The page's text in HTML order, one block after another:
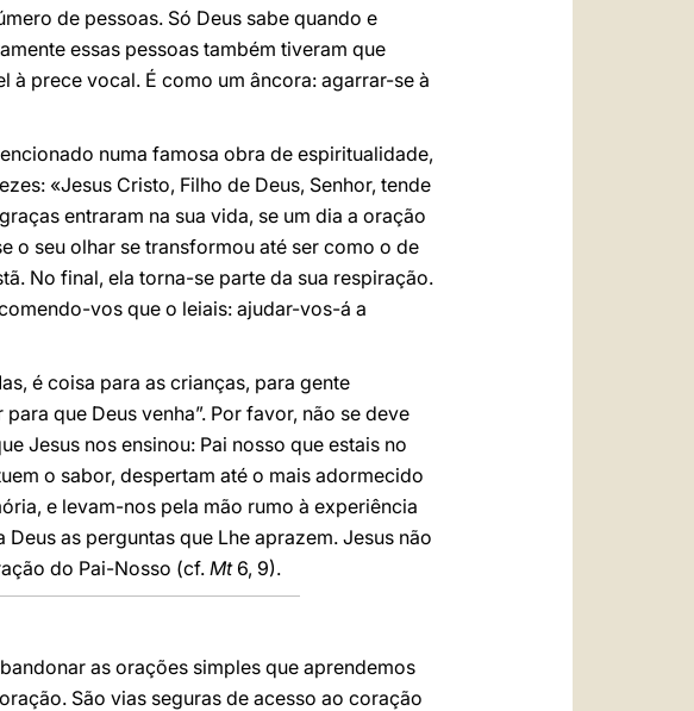
de pessoas. Só Deus sabe quando e
essas pessoas também tiveram que
prece vocal. É como um âncora: agarrar-se à
numa famosa obra de espiritualidade,
«Jesus Cristo, Filho de Deus, Senhor, tende
entraram na sua vida, se um dia a oração
o seu olhar se transformou até ser como o de
No final, ela torna-se parte da sua respiração.
vos que o leiais: ajudar-vos-á a
é coisa para as crianças, para gente
que Deus venha”. Por favor, não se deve
Jesus nos ensinou: Pai nosso que estais no
o sabor, despertam até o mais adormecido
e levam-nos pela mão rumo à experiência
as perguntas que Lhe aprazem. Jesus não
do Pai-Nosso (cf. Mt6, 9).
as orações simples que aprendemos
São vias seguras de acesso ao coração